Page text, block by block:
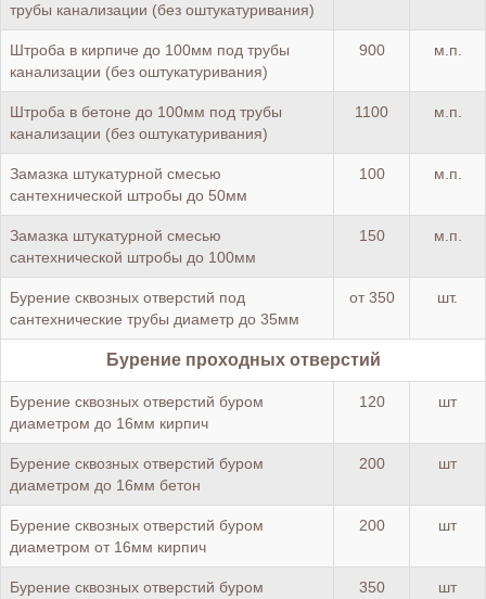
трубы канализации (без оштукатуривания)
Штроба в кирпиче до 100мм под трубы
канализации (без оштукатуривания)
900 м.п.
Штроба в бетоне до 100мм под трубы
канализации (без оштукатуривания)
1100 м.п.
Замазка штукатурной смесью
сантехнической штробы до 50мм
100 м.п.
Замазка штукатурной смесью
сантехнической штробы до 100мм
150 м.п.
Бурение сквозных отверстий под
сантехнические трубы диаметр до 35мм
от 350 шт.
Бурение проходных отверстий
Бурение сквозных отверстий буром
диаметром до 16мм кирпич
120 шт
Бурение сквозных отверстий буром
диаметром до 16мм бетон
200 шт
Бурение сквозных отверстий буром
диаметром от 16мм кирпич
200 шт
Бурение сквозных отверстий буром
350 шт